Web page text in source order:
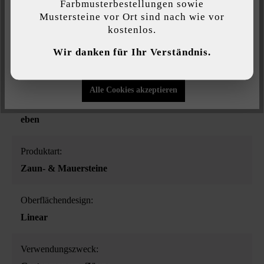
Oberflächenstruktur:
eben
Produktart:
Zaun- & Mauersteine
Oberflächendesign:
Linear
Verwendungszweck:
Individuelle Einstellungen
Alle Cookies akzeptieren
Farbmusterbestellungen sowie
Mustersteine vor Ort sind nach wie vor
kostenlos.
Wir danken für Ihr Verständnis.